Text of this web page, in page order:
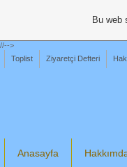
//-->
Toplist
Ziyaretçi Defteri
Anasayfa
Bu web